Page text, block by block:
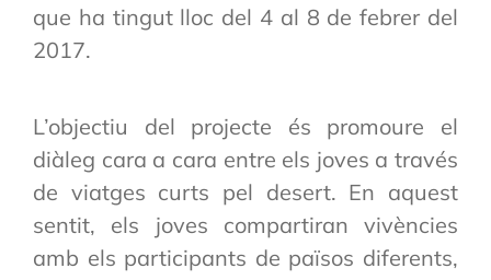
que ha tingut lloc del 4 al 8 de febrer del
2017.
L’objectiu del projecte és promoure el
diàleg cara a cara entre els joves a través
de viatges curts pel desert. En aquest
sentit, els joves compartiran vivències
amb els participants de països diferents,